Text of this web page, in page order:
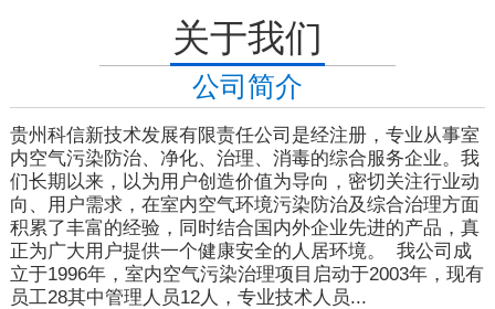
关于我们
公司简介
贵州科信新技术发展有限责任公司是经注册，专业从事室
内空气污染防治、净化、治理、消毒的综合服务企业。我
们长期以来，以为用户创造价值为导向，密切关注行业动
向、用户需求，在室内空气环境污染防治及综合治理方面
积累了丰富的经验，同时结合国内外企业先进的产品，真
正为广大用户提供一个健康安全的人居环境。 我公司成
立于1996年，室内空气污染治理项目启动于2003年，现有
员工28其中管理人员12人，专业技术人员...